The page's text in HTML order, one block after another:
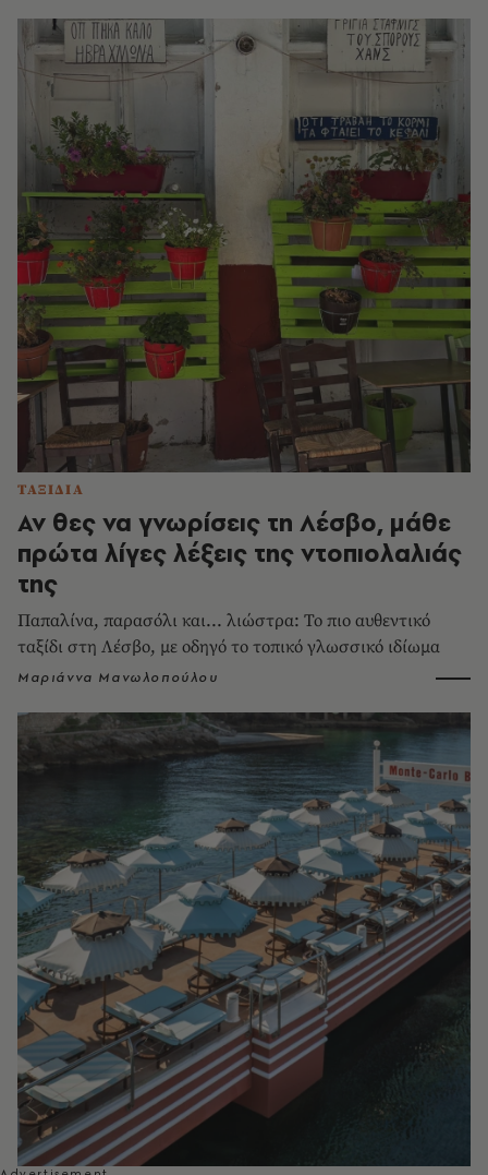
ΤΑΞΙΔΙΑ
Αν θες να γνωρίσεις τη Λέσβο, μάθε
πρώτα λίγες λέξεις της ντοπιολαλιάς
της
Παπαλίνα, παρασόλι και... λιώστρα: Το πιο αυθεντικό
ταξίδι στη Λέσβο, με οδηγό το τοπικό γλωσσικό ιδίωμα
Μαριάννα Μανωλοπούλου